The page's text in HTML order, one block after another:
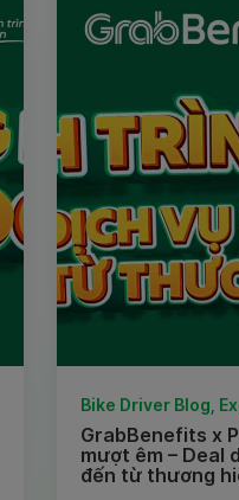
Bike Driver Blog,
GrabBenefits x
mượt êm – Deal
đến từ thương